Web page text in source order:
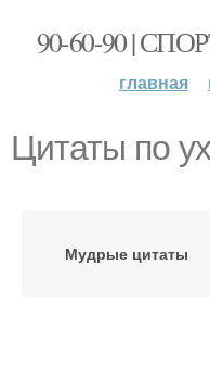
90-60-90 |
главная
Цитаты по
Мудрые цитаты